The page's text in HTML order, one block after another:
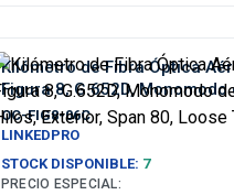
Kilómetro de Fibra Óptica
Figura 8, G.652D, Monomodo
Hilos, Exterior, Span 80, Loose
OC-FIG8-06C
LINKEDPRO
STOCK DISPONIBLE: 7
PRECIO ESPECIAL: